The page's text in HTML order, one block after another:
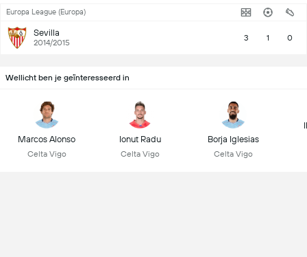
Europa League (Europa)
Sevilla
2014/2015 3 1 0
Wellicht ben je geïnteresseerd in
Marcos Alonso
Celta Vigo
Ionut Radu
Celta Vigo
Borja Iglesias
Celta Vigo